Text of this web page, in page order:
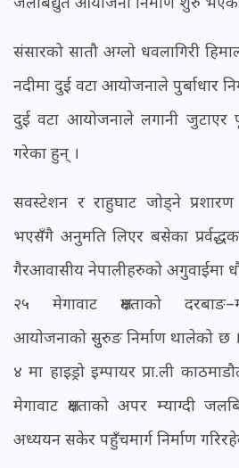
संसारको सातौ अग्लो धवलागिरी
नदीमा दुई वटा आयोजनाले पुर्बाधार
दुई वटा आयोजनाले लगानी जुटाएर
गरेका हुन् ।
सवस्टेशन र राहुघाट जोड्ने प्रशारण
भएसँगै अनुमति लिएर बसेका
गैरआवासीय नेपालीहरुको अगुवाईमा
२५ मेगावाट क्षमताको
आयोजनाको सुुरुङ निर्माण थालेको छ ।
४ मा हाइड्रो इम्पायर प्रा.ली
मेगावाट क्षमताको अपर म्याग्दी
अध्ययन सकेर पहुँचमार्ग निर्माण